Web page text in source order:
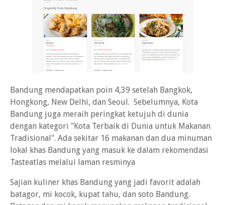
Bandung mendapatkan poin 4,39 setelah Bangkok,
Hongkong, New Delhi, dan Seoul. Sebelumnya, Kota
Bandung juga meraih peringkat ketujuh di dunia
dengan kategori "Kota Terbaik di Dunia untuk Makanan
Tradisional". Ada sekitar 16 makanan dan dua minuman
lokal khas Bandung yang masuk ke dalam rekomendasi
Tasteatlas melalui laman resminya
Sajian kuliner khas Bandung yang jadi favorit adalah
batagor, mi kocok, kupat tahu, dan soto Bandung.